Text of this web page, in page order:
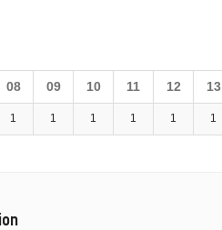
08 09 10 11 12 13
1 1 1 1 1 1